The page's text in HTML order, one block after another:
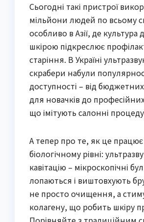
Сьогодні такі пристрої
мільйони людей по всьому
особливо в Азії, де культура
шкірою підкреслює
старіння. В Україні
скрабери набули
доступності – від
для новачків до
що імітують салонні
А тепер про те, як це
біологічному рівні:
кавітацію – мікроскопічні
лопаються і виштовхують
не просто очищення, а
колагену, що робить шкіру